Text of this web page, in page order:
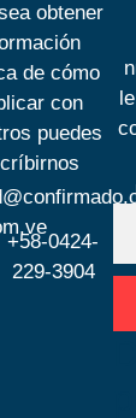
obtener
de cómo
con
puedes
+58-0424-
229-3904